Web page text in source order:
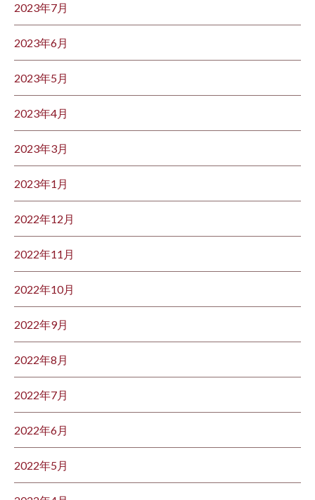
2023年7月
2023年6月
2023年5月
2023年4月
2023年3月
2023年1月
2022年12月
2022年11月
2022年10月
2022年9月
2022年8月
2022年7月
2022年6月
2022年5月